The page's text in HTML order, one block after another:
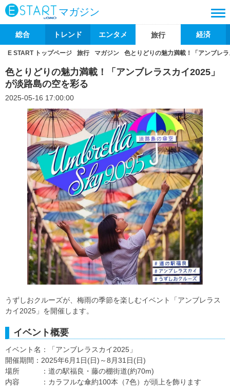
マガジン
総合 トレンド エンタメ 旅行 経済
E START トップページ 旅行 マガジン 色とりどりの魅力満載！「アンブレ
色とりどりの魅力満載！「アンブレラスカイ2025」
が淡路島の空を彩る
2025-05-16 17:00:00
うずしおクルーズが、梅雨の季節を楽しむイベント「アンブレラス
カイ2025」を開催します。
イベント概要
イベント名：「アンブレラスカイ2025」
開催期間：2025年6月1日(日)～8月31日(日)
場所 ：道の駅福良・藤の棚街道(約70m)
内容 ：カラフルな傘約100本（7色）が頭上を飾ります